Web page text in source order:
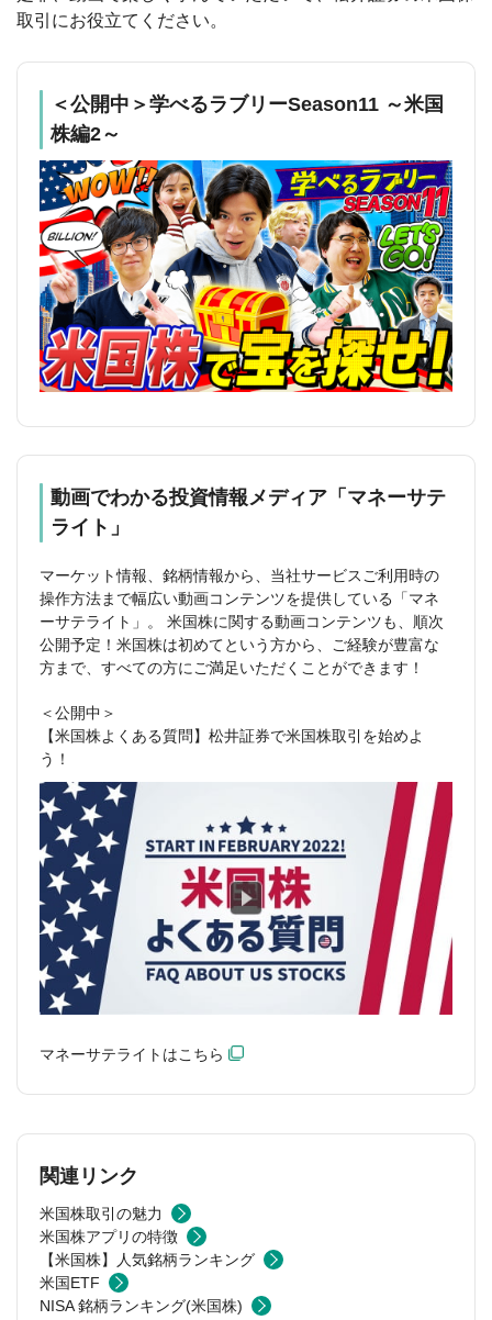
取引にお役立てください。
＜公開中＞学べるラブリーSeason11 ～米国
株編2～
動画でわかる投資情報メディア「マネーサテ
ライト」
マーケット情報、銘柄情報から、当社サービスご利用時の
操作方法まで幅広い動画コンテンツを提供している「マネ
ーサテライト」。 米国株に関する動画コンテンツも、順次
公開予定！米国株は初めてという方から、ご経験が豊富な
方まで、すべての方にご満足いただくことができます！
＜公開中＞
【米国株よくある質問】松井証券で米国株取引を始めよ
う！
マネーサテライトはこちら
関連リンク
米国株取引の魅力
米国株アプリの特徴
【米国株】人気銘柄ランキング
米国ETF
NISA 銘柄ランキング(米国株)